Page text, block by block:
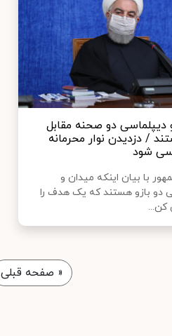
دیپلماسی دو صحنه مقابل
/ دزدیدن نوار محرمانه
شود
با بیان اینکه میدان و
دو بازو هستند که یک هدف را
کن...
« صفحه قبلی